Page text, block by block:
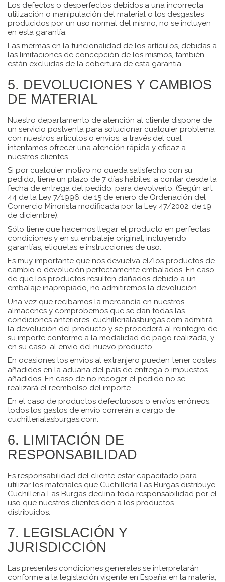
Los defectos o desperfectos debidos a una incorrecta
utilización o manipulación del material o los desgastes
producidos por un uso normal del mismo, no se incluyen
en esta garantía.
Las mermas en la funcionalidad de los artículos, debidas a
las limitaciones de concepción de los mismos, también
están excluidas de la cobertura de esta garantía.
5. DEVOLUCIONES Y CAMBIOS
DE MATERIAL
Nuestro departamento de atención al cliente dispone de
un servicio postventa para solucionar cualquier problema
con nuestros artículos o envíos, a través del cual
intentamos ofrecer una atención rápida y eficaz a
nuestros clientes.
Si por cualquier motivo no queda satisfecho con su
pedido, tiene un plazo de 7 días hábiles, a contar desde la
fecha de entrega del pedido, para devolverlo. (Según art.
44 de la Ley 7/1996, de 15 de enero de Ordenación del
Comercio Minorista modificada por la Ley 47/2002, de 19
de diciembre).
Sólo tiene que hacernos llegar el producto en perfectas
condiciones y en su embalaje original, incluyendo
garantías, etiquetas e instrucciones de uso.
Es muy importante que nos devuelva el/los productos de
cambio o devolución perfectamente embalados. En caso
de que los productos resulten dañados debido a un
embalaje inapropiado, no admitiremos la devolución.
Una vez que recibamos la mercancía en nuestros
almacenes y comprobemos que se dan todas las
condiciones anteriores, cuchillerialasburgas.com admitirá
la devolución del producto y se procederá al reintegro de
su importe conforme a la modalidad de pago realizada, y
en su caso, al envío del nuevo producto.
En ocasiones los envíos al extranjero pueden tener costes
añadidos en la aduana del país de entrega o impuestos
añadidos. En caso de no recoger el pedido no se
realizará el reembolso del importe.
En el caso de productos defectuosos o envíos erróneos,
todos los gastos de envío correrán a cargo de
cuchillerialasburgas.com.
6. LIMITACIÓN DE
RESPONSABILIDAD
Es responsabilidad del cliente estar capacitado para
utilizar los materiales que Cuchillería Las Burgas distribuye.
Cuchillería Las Burgas declina toda responsabilidad por el
uso que nuestros clientes den a los productos
distribuidos.
7. LEGISLACIÓN Y
JURISDICCIÓN
Las presentes condiciones generales se interpretarán
conforme a la legislación vigente en España en la materia,